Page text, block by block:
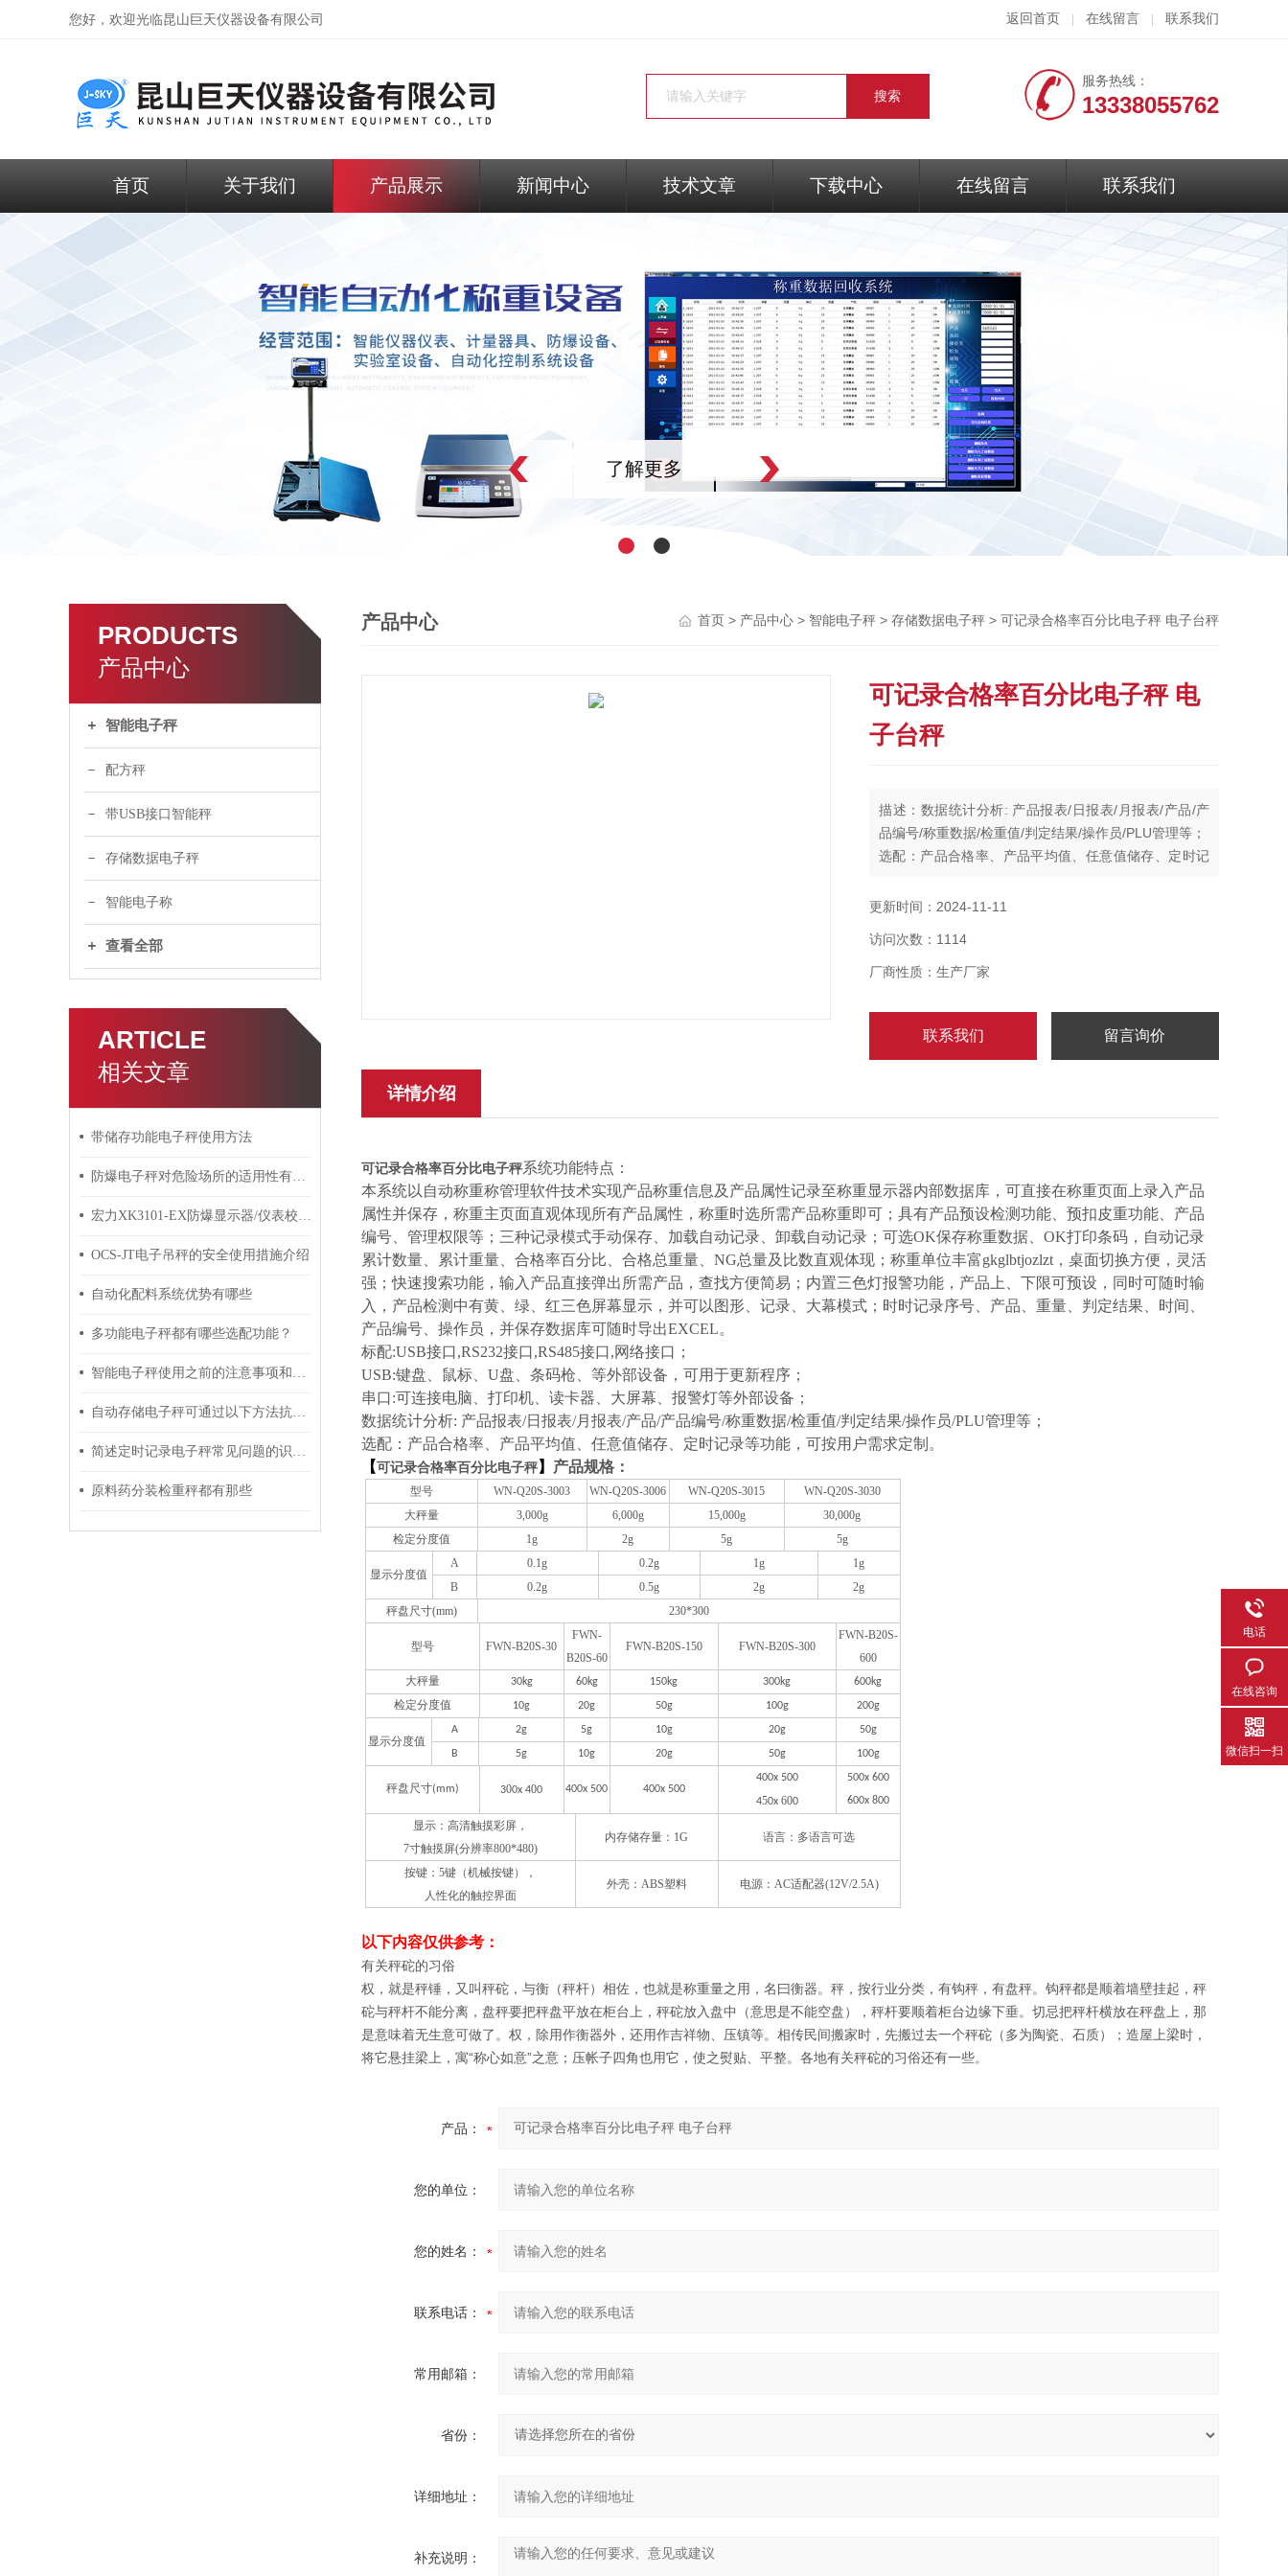
您好，欢迎光临昆山巨天仪器设备有限公司 返回首页 在线留言 联系我们
服务热线：
13338055762
首页 关于我们 产品展示 新闻中心 技术文章 下载中心 在线留言 联系我们
PRODUCTS
产品中心
智能电子秤
配方秤
带USB接口智能秤
存储数据电子秤
智能电子称
查看全部
ARTICLE
相关文章
带储存功能电子秤使用方法
防爆电子秤对危险场所的适用性有哪些？
宏力XK3101-EX防爆显示器/仪表校正资料
OCS-JT电子吊秤的安全使用措施介绍
自动化配料系统优势有哪些
多功能电子秤都有哪些选配功能？
智能电子秤使用之前的注意事项和日常保养方法
自动存储电子秤可通过以下方法抗干扰
简述定时记录电子秤常见问题的识别与解决方法
原料药分装检重秤都有那些
产品中心 首页 > 产品中心 > 智能电子秤 > 存储数据电子秤 > 可记录合格率百分比电子秤 电子台秤
可记录合格率百分比电子秤 电
子台秤
描述：数据统计分析: 产品报表/日报表/月报表/产品/产
品编号/称重数据/检重值/判定结果/操作员/PLU管理等；
选配：产品合格率、产品平均值、任意值储存、定时记
【可记录合格率百分比电子秤】产品规格：
更新时间：2024-11-11
访问次数：1114
厂商性质：生产厂家
联系我们 留言询价
详情介绍
可记录合格率百分比电子秤系统功能特点：
本系统以自动称重称管理软件技术实现产品称重信息及产品属性记录至称重显示器内部数据库，可直接在称重页面上录入产品
属性并保存，称重主页面直观体现所有产品属性，称重时选所需产品称重即可；具有产品预设检测功能、预扣皮重功能、产品
编号、管理权限等；三种记录模式手动保存、加载自动记录、卸载自动记录；可选OK保存称重数据、OK打印条码，自动记录
累计数量、累计重量、合格率百分比、合格总重量、NG总量及比数直观体现；称重单位丰富gkglbtjozlzt，桌面切换方便，灵活
强；快速搜索功能，输入产品直接弹出所需产品，查找方便简易；内置三色灯报警功能，产品上、下限可预设，同时可随时输
入，产品检测中有黄、绿、红三色屏幕显示，并可以图形、记录、大幕模式；时时记录序号、产品、重量、判定结果、时间、
产品编号、操作员，并保存数据库可随时导出EXCEL。
标配:USB接口,RS232接口,RS485接口,网络接口；
USB:键盘、鼠标、U盘、条码枪、等外部设备，可用于更新程序；
串口:可连接电脑、打印机、读卡器、大屏幕、报警灯等外部设备；
数据统计分析: 产品报表/日报表/月报表/产品/产品编号/称重数据/检重值/判定结果/操作员/PLU管理等；
选配：产品合格率、产品平均值、任意值储存、定时记录等功能，可按用户需求定制。
【可记录合格率百分比电子秤】 产品规格：
型号 WN-Q20S-3003 WN-Q20S-3006 WN-Q20S-3015 WN-Q20S-3030
大秤量
3,000g 6,000g 15,000g
30,000g
检定分度值
1g 2g 5g 5g
显示分度值
A 0.1g 0.2g 1g
1g
B
0.2g 0.5g 2g
2g
秤盘尺寸(mm)
230*300
型号 FWN-B20S-30
FWN-
B20S-60
FWN-B20S-150 FWN-B20S-300
FWN-B20S-
600
大秤量 30kg 60kg 150kg 300kg 600kg
检定分度值 10g 20g 50g 100g 200g
显示分度值
A 2g 5g 10g 20g 50g
B 5g 10g 20g 50g 100g
秤盘尺寸(mm) 300x 400 400x 500 400x 500
400x 500
450x 600
500x 600
600x 800
显示：高清触摸彩屏，
7寸触摸屏(分辨率800*480)
内存储存量： 1G 语言：多语言可选
按键：5键（机械按键），
人性化的触控界面
外壳：ABS塑料 电源：AC适配器(12V/2.5A)
以下内容仅供参考：
有关秤砣的习俗
权，就是秤锤，又叫秤砣，与衡（秤杆）相佐，也就是称重量之用，名曰衡器。秤，按行业分类，有钩秤，有盘秤。钩秤都是顺着墙壁挂起，秤
砣与秤杆不能分离，盘秤要把秤盘平放在柜台上，秤砣放入盘中（意思是不能空盘），秤杆要顺着柜台边缘下垂。切忌把秤杆横放在秤盘上，那
是意味着无生意可做了。权，除用作衡器外，还用作吉祥物、压镇等。相传民间搬家时，先搬过去一个秤砣（多为陶瓷、石质）；造屋上梁时，
将它悬挂梁上，寓“称心如意”之意；压帐子四角也用它，使之熨贴、平整。各地有关秤砣的习俗还有一些。
产品：
您的单位：
您的姓名：
联系电话：
常用邮箱：
省份：
详细地址：
补充说明：
电话
在线咨询
微信扫一扫